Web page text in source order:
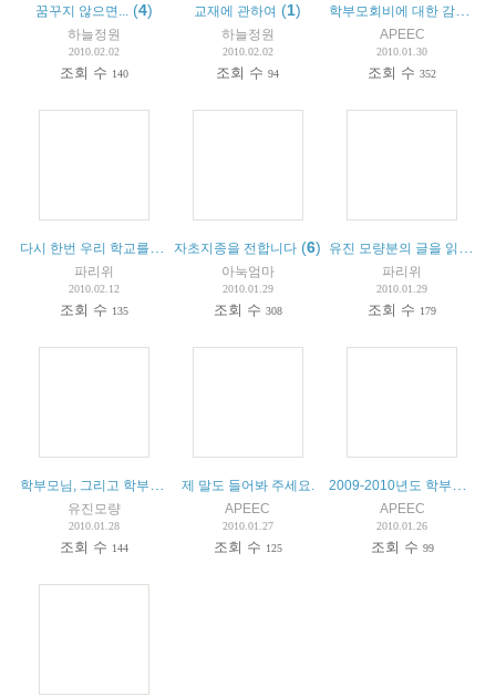
꿈꾸지 않으면... (4)
하늘정원
2010.02.02
조회 수 140
교재에 관하여 (1)
하늘정원
2010.02.02
조회 수94
학부모회비에 대한 감사와 내역일정을 의논 드립니다.
APEEC
2010.01.30
조회 수352
(3)
파리위
2010.02.12
조회 수 135
자초지종을 전합니다 (6)
아눅엄마
2010.01.29
조회 수 308
파리위
2010.01.29
조회 수 179
유진모량
2010.01.28
조회 수 144
제 말도 들어봐 주세요.
APEEC
2010.01.27
조회 수 125
APEEC
2010.01.26
조회 수 99